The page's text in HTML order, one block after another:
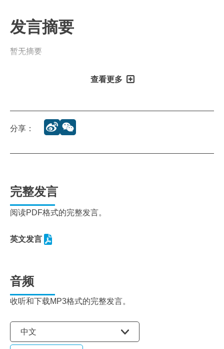
发言摘要
暂无摘要
查看更多
分享：
完整发言
阅读PDF格式的完整发言。
英文发言
音频
收听和下载MP3格式的完整发言。
选择语言
中文